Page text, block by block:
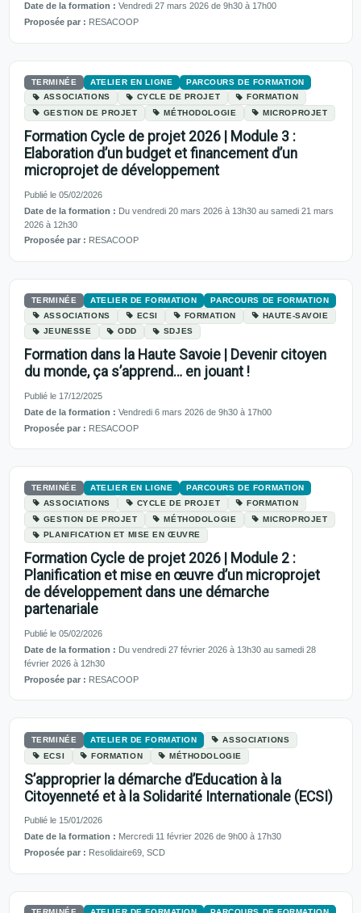
Date de la formation : Vendredi 27 mars 2026 de 9h30 à 17h00
Proposée par : RESACOOP
TERMINÉE ATELIER EN LIGNE
PARCOURS DE FORMATION
ASSOCIATIONS
CYCLE DE PROJET
FORMATION
GESTION DE PROJET
MÉTHODOLOGIE MICROPROJET
Formation Cycle de projet 2026 | Module 3 :
Elaboration d’un budget et financement d’un
microprojet de développement
Publié le 05/02/2026
Date de la formation : Du vendredi 20 mars 2026 à 13h30 au samedi 21 mars
2026 à 12h30
Proposée par : RESACOOP
TERMINÉE ATELIER DE FORMATION
PARCOURS DE FORMATION
ASSOCIATIONS
ECSI FORMATION
HAUTE-SAVOIE
JEUNESSE
ODD SDJES
Formation dans la Haute Savoie | Devenir citoyen
du monde, ça s’apprend… en jouant !
Publié le 17/12/2025
Date de la formation : Vendredi 6 mars 2026 de 9h30 à 17h00
Proposée par : RESACOOP
TERMINÉE ATELIER EN LIGNE
PARCOURS DE FORMATION
ASSOCIATIONS
CYCLE DE PROJET
FORMATION
GESTION DE PROJET
MÉTHODOLOGIE
MICROPROJET
PLANIFICATION ET MISE EN ŒUVRE
Formation Cycle de projet 2026 | Module 2 :
Planification et mise en œuvre d’un microprojet
de développement dans une démarche
partenariale
Publié le 05/02/2026
Date de la formation : Du vendredi 27 février 2026 à 13h30 au samedi 28
février 2026 à 12h30
Proposée par : RESACOOP
TERMINÉE ATELIER DE FORMATION
ASSOCIATIONS
ECSI
FORMATION MÉTHODOLOGIE
S’approprier la démarche d’Education à la
Citoyenneté et à la Solidarité Internationale (ECSI)
Publié le 15/01/2026
Date de la formation : Mercredi 11 février 2026 de 9h00 à 17h30
Proposée par : Resolidaire69, SCD